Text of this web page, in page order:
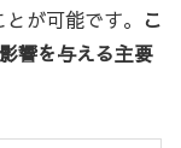
が可能です。 こ
響を与える主要